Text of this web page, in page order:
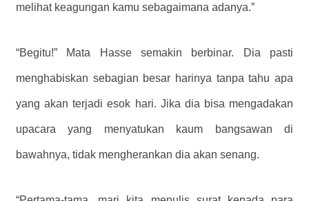
melihat keagungan kamu sebagaimana adanya.”
“Begitu!” Mata Hasse semakin berbinar. Dia pasti
menghabiskan sebagian besar harinya tanpa tahu apa
yang akan terjadi esok hari. Jika dia bisa mengadakan
upacara yang menyatukan kaum bangsawan di
bawahnya, tidak mengherankan dia akan senang.